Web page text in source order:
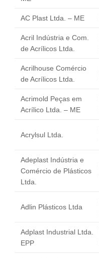
Agenda
NOSSAS ASSOCIADAS
SEJA UM ASSOCIADO
VAGAS
AC Plast Ltda. – ME
Acril Indústria e Com.
de Acrílicos Ltda.
Acrilhouse Comércio
de Acrílicos Ltda.
Acrimold Peças em
Acrílico Ltda. – ME
Acrylsul Ltda.
Adeplast Indústria e
Comércio de Plásticos
Ltda.
Adlin Plásticos Ltda
Adplast Industrial Ltda.
EPP